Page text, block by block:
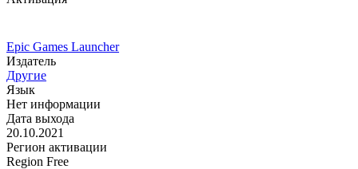
Epic Games Launcher
Издатель
Другие
Язык
Нет информации
Дата выхода
20.10.2021
Регион активации
Region Free